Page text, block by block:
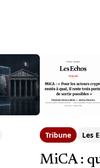
Tribune Les
MiCA :